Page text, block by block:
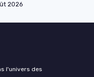
2026
l'univers des